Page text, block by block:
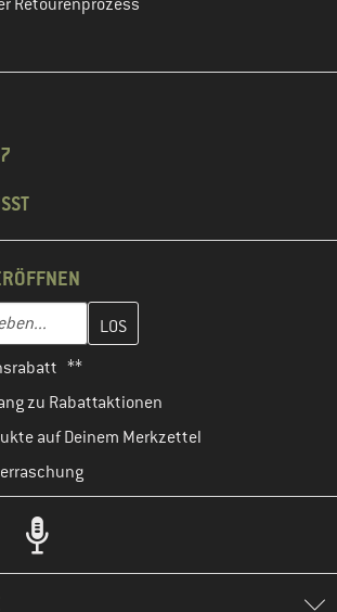
Retourenprozess
Adresse ein und erstelle im nächsten
**
zu Rabattaktionen
auf Deinem Merkzettel